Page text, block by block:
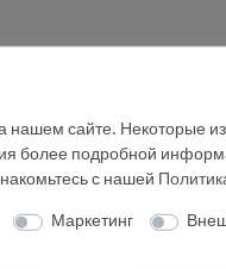
и соединения
сайте. Некоторые
более подробной
с нашей
Маркетинг